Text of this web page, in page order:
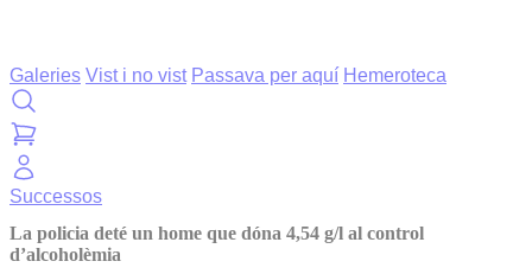
Galeries Vist i no vist Passava per aquí Hemeroteca
Successos
La policia deté un home que dóna 4,54 g/l al control
d’alcoholèmia